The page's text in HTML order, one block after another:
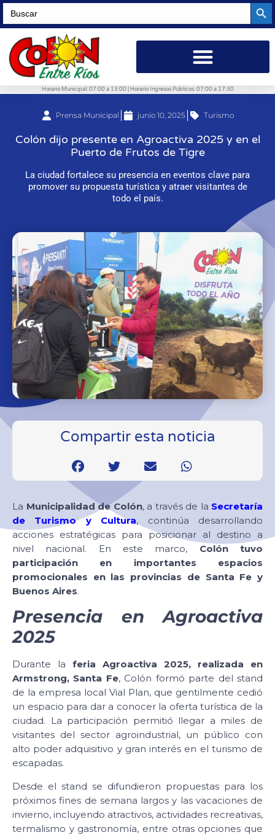
Search
for:
Horario Municipal: 07:00 a 13:00 | Horario Ingresos Públicos: 07:00 a 17:30
Prensa Municipal junio 10, 2025 Turismo
Colón dijo presente en Agroactiva 2025 y en el
Puerto de Frutos de Tigre
La ciudad fortalece su presencia en eventos clave para
promover su propuesta turística y atraer visitantes de
todo el país.
Compartir esta noticia
La Municipalidad de Colón, a través de la Secretaría
de Turismo y Cultura, continúa desarrollando
acciones estratégicas para posicionar al destino a
nivel nacional. En este marco, Colón tuvo
participación en importantes espacios
promocionales en las provincias de Santa Fe y
Buenos Aires.
Presencia en Agroactiva
2025
Durante la feria Agroactiva 2025, realizada en
Armstrong, Santa Fe, Colón formó parte del stand
de la empresa local Vial Plan, que gentilmente cedió
un espacio para dar a conocer la oferta turística de la
ciudad. La participación permitió llegar a miles de
visitantes del sector agroindustrial, un público con
alto poder adquisitivo y gran interés en el turismo de
escapadas.
Desde el stand se difundieron propuestas para los
próximos fines de semana largos y las vacaciones de
invierno, incluyendo atractivos, actividades recreativas,
termalismo y gastronomía, entre otras opciones que